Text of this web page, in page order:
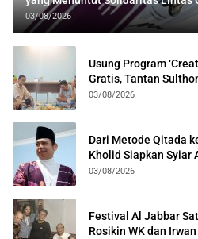
03/08/2026
Usung Program
Gratis, Tantan
Kota Bogor
03/08/2026
Dari Metode Qitada
Kholid Siapkan Syiar
03/08/2026
Festival Al Jabbar
Rosikin WK dan